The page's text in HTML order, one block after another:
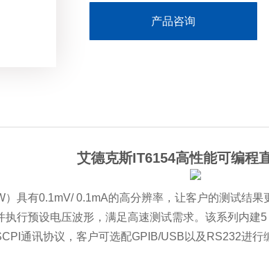
产品咨询
艾德克斯IT6154高性能可编程
）具有0.1mV/ 0.1mA的高分辨率，让客户的测试结果
执行预设电压波形，满足高速测试需求。该系列内建5
通讯协议，客户可选配GPIB/USB 以及 RS232进行